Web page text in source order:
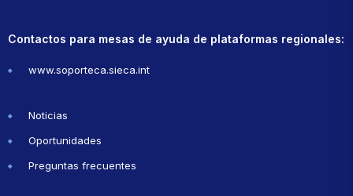
Contactos para mesas de ayuda de plataformas regionales:
www.soporteca.sieca.int
Noticias
Oportunidades
Preguntas frecuentes